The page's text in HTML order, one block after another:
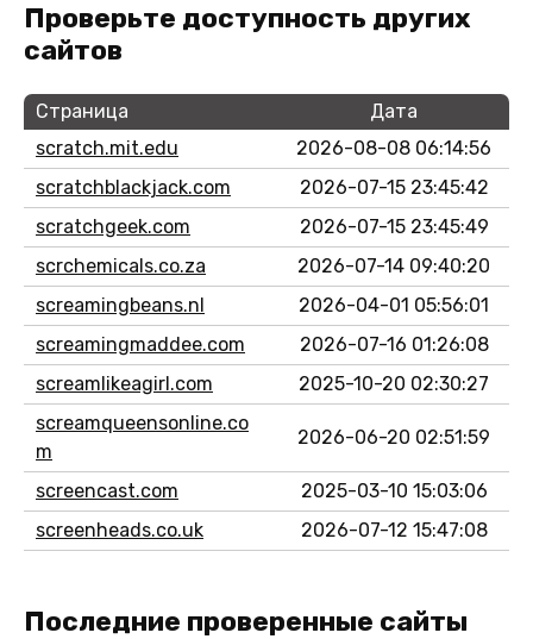
Проверьте доступность других
сайтов
Страница
Дата
scratch.mit.edu
2026-08-08 06:14:56
scratchblackjack.com
2026-07-15 23:45:42
scratchgeek.com
2026-07-15 23:45:49
scrchemicals.co.za
2026-07-14 09:40:20
screamingbeans.nl
2026-04-01 05:56:01
screamingmaddee.com
2026-07-16 01:26:08
screamlikeagirl.com
2025-10-20 02:30:27
screamqueensonline.co
m
2026-06-20 02:51:59
screencast.com
2025-03-10 15:03:06
screenheads.co.uk
2026-07-12 15:47:08
Последние проверенные сайты